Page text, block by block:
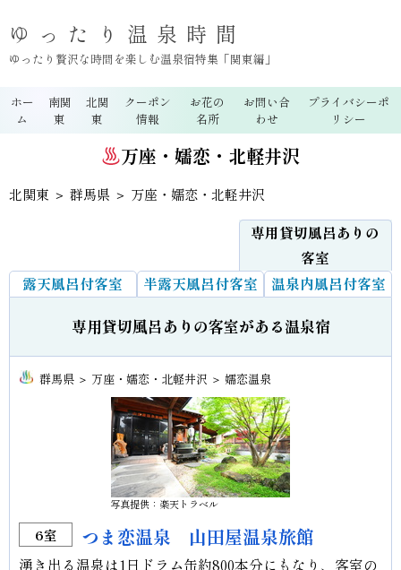
ゆったり温泉時間
ゆったり贅沢な時間を楽しむ温泉宿特集「関東編」
ホー
ム
南関
東
北関
東
クーポン
情報
お花の
名所
お問い合
わせ
プライバシーポ
リシー
万座・嬬恋・北軽井沢
北関東 ＞ 群馬県 ＞ 万座・嬬恋・北軽井沢
専用貸切風呂ありの
客室
露天風呂付客室
半露天風呂付客室 温泉内風呂付客室
専用貸切風呂ありの客室がある温泉宿
群馬県 ＞ 万座・嬬恋・北軽井沢 ＞ 嬬恋温泉
写真提供：楽天トラベル
6室 つま恋温泉 山田屋温泉旅館
湧き出る温泉は1日ドラム缶約800本分にもなり、客室の